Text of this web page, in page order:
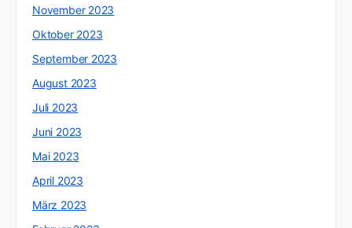
November 2023
Oktober 2023
September 2023
August 2023
Juli 2023
Juni 2023
Mai 2023
April 2023
März 2023